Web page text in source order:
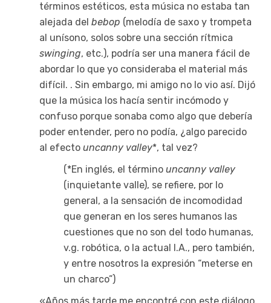
términos estéticos, esta música no estaba tan
alejada del bebop (melodía de saxo y trompeta
al unísono, solos sobre una sección rítmica
swinging, etc.), podría ser una manera fácil de
abordar lo que yo consideraba el material más
difícil. . Sin embargo, mi amigo no lo vio así. Dijó
que la música los hacía sentir incómodo y
confuso porque sonaba como algo que debería
poder entender, pero no podía, ¿algo parecido
al efecto uncanny valley*, tal vez?
(*En inglés, el término uncanny valley
(inquietante valle), se refiere, por lo
general, a la sensación de incomodidad
que generan en los seres humanos las
cuestiones que no son del todo humanas,
v.g. robótica, o la actual I.A., pero también,
y entre nosotros la expresión “meterse en
un charco”)